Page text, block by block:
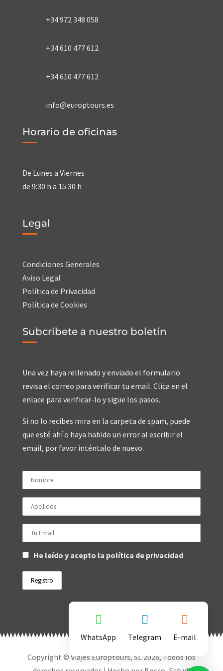
+34 972 348 058
+34 610 477 612
+34 610 477 612
info@europtours.es
Horario de oficinas
De Lunes a Viernes
de 9:30 h a 15:30 h
Legal
Condiciones Generales
Aviso Legal
Política de Privacidad
Política de Cookies
Subcríbete a nuestro boletín
Una vez haya rellenado y enviado el formulario
revisa el correo para verificar tu email. Clica en el
enlace para verificar-lo y sigue los pasos.
Si no lo recibes mira en la carpeta de spam, puede
que esté ahí o haya habido un error al escribir el
email, por favor inténtalo de nuevo.
He leído y acepto la política de privacidad
Copyright © Viajes Europtours, SL 2026, Todos los
WhatsApp Telegram E-mail